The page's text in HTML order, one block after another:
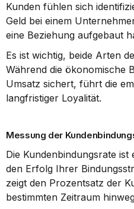
Kunden fühlen sich
Geld bei einem
eine Beziehung aufgebaut
Es ist wichtig, beide Arten
Während die ökonomische
Umsatz sichert, führt die
langfristiger Loyalität.
Messung der
Die Kundenbindungsrate
den Erfolg Ihrer
zeigt den Prozentsatz der
bestimmten Zeitraum